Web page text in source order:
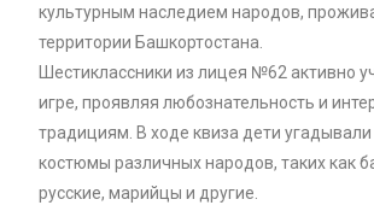
культурным наследием народов,
территории Башкортостана.
Шестиклассники из лицея №62 активно
игре, проявляя любознательность и
традициям. В ходе квиза дети
костюмы различных народов, таких как
русские, марийцы и другие.